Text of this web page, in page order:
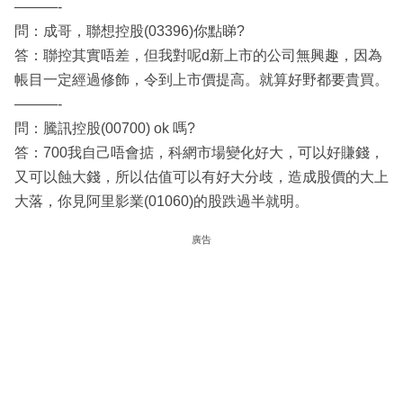
———-
問：成哥，聯想控股(03396)你點睇?
答：聯控其實唔差，但我對呢d新上市的公司無興趣，因為
帳目一定經過修飾，令到上市價提高。就算好野都要貴買。
———-
問：騰訊控股(00700) ok 嗎?
答：700我自己唔會掂，科網市場變化好大，可以好賺錢，
又可以蝕大錢，所以估值可以有好大分歧，造成股價的大上
大落，你見阿里影業(01060)的股跌過半就明。
廣告